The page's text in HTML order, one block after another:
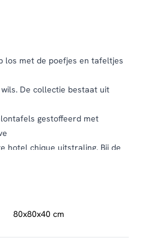
los met de poefjes en tafeltjes
De collectie bestaat uit
gestoffeerd met
hotel chique uitstraling. Bij de
80x80x40 cm